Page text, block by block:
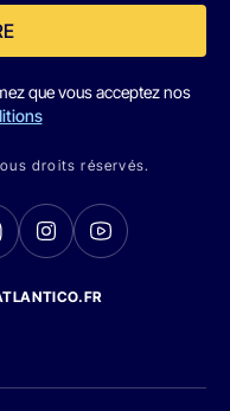
que vous acceptez nos
droits réservés.